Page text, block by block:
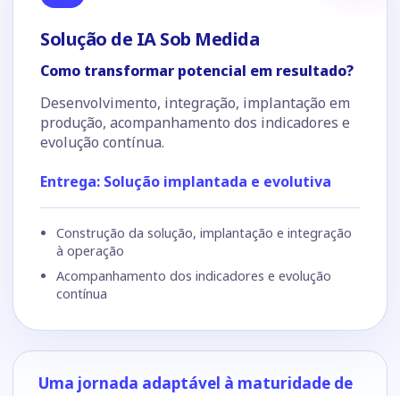
Solução de IA Sob Medida
Como transformar potencial em resultado?
Desenvolvimento, integração, implantação em
produção, acompanhamento dos indicadores e
evolução contínua.
Entrega: Solução implantada e evolutiva
Construção da solução, implantação e integração
à operação
Acompanhamento dos indicadores e evolução
contínua
Uma jornada adaptável à maturidade de